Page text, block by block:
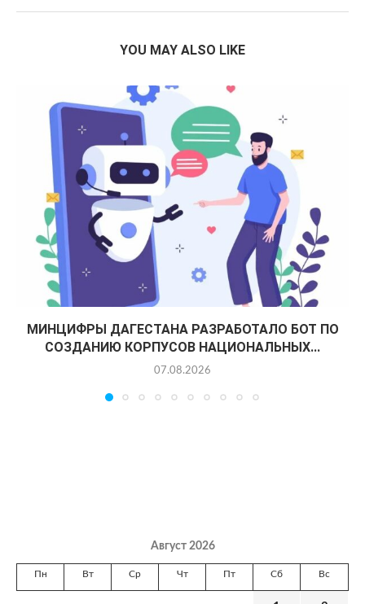
YOU MAY ALSO LIKE
МИНЦИФРЫ ДАГЕСТАНА РАЗРАБОТАЛО БОТ ПО
СОЗДАНИЮ КОРПУСОВ НАЦИОНАЛЬНЫХ...
07.08.2026
Август 2026
Пн Вт Ср Чт Пт Сб Вс